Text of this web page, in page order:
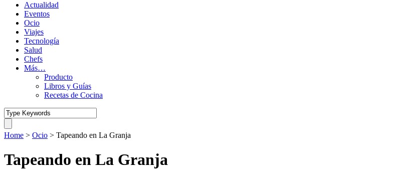
Actualidad
Eventos
Ocio
Viajes
Tecnología
Salud
Chefs
Más…
Producto
Libros y Guías
Recetas de Cocina
Home > Ocio > Tapeando en La Granja
Tapeando en La Granja